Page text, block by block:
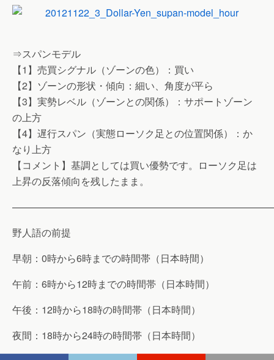
⇒スパンモデル
【1】売買シグナル（ゾーンの色）：買い
【2】ゾーンの形状・傾向：細い、角度が平ら
【3】実勢レベル（ゾーンとの関係）：サポートゾーン
の上方
【4】遅行スパン（実態ローソク足との位置関係）：か
なり上方
【コメント】基調としては買い優勢です。ローソク足は
上昇の反落傾向を残したまま。
野人語の前提
早朝：0時から6時までの時間帯（日本時間）
午前：6時から12時までの時間帯（日本時間）
午後：12時から18時の時間帯（日本時間）
夜間：18時から24時の時間帯（日本時間）